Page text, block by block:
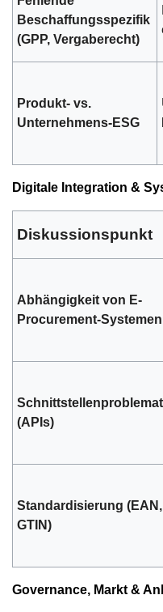
Beschaffungsspezifik
(GPP, Vergaberecht)
Produkt- vs.
Unternehmens-ESG
Digitale Integration &
Diskussionspunkt
Abhängigkeit von E-
Procurement-Systemen
(APIs)
Standardisierung (EAN,
GTIN)
Governance, Markt &